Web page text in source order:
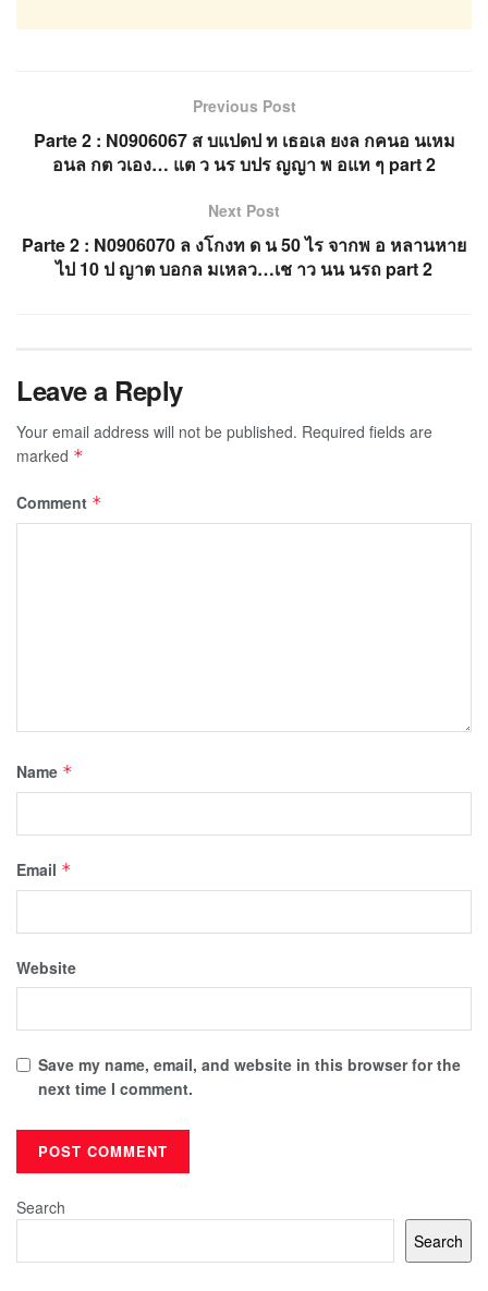
Previous Post
Parte 2 : N0906067 ส บแปดป ท เธอเล ยงล กคนอ นเหม
อนล กต วเอง… แต ว นร บปร ญญา พ อแท ๆ part 2
Next Post
Parte 2 : N0906070 ล งโกงท ด น 50 ไร จากพ อ หลานหาย
ไป 10 ป ญาต บอกล มเหลว…เช าว นน นรถ part 2
Leave a Reply
Your email address will not be published. Required fields are
marked *
Comment *
Name *
Email *
Website
Save my name, email, and website in this browser for the
next time I comment.
Search
Search